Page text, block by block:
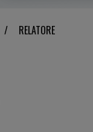
/ RELATORE